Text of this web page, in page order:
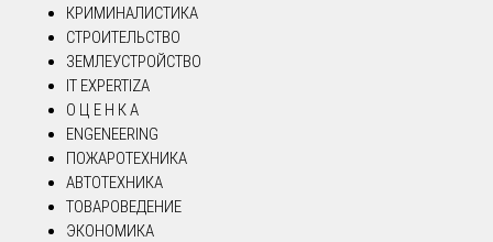
КРИМИНАЛИСТИКА
СТРОИТЕЛЬСТВО
ЗЕМЛЕУСТРОЙСТВО
IT EXPERTIZA
О Ц Е Н К А
ENGENEERING
ПОЖАРОТЕХНИКА
АВТОТЕХНИКА
ТОВАРОВЕДЕНИЕ
ЭКОНОМИКА